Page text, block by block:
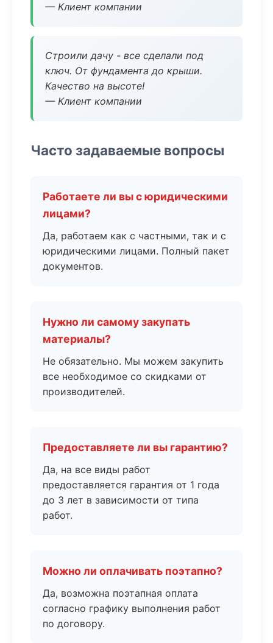
— Клиент компании
Строили дачу - все сделали под
ключ. От фундамента до крыши.
Качество на высоте!
— Клиент компании
Часто задаваемые вопросы
Работаете ли вы с юридическими
лицами?
Да, работаем как с частными, так и с
юридическими лицами. Полный пакет
документов.
Нужно ли самому закупать
материалы?
Не обязательно. Мы можем закупить
все необходимое со скидками от
производителей.
Предоставляете ли вы гарантию?
Да, на все виды работ
предоставляется гарантия от 1 года
до 3 лет в зависимости от типа
работ.
Можно ли оплачивать поэтапно?
Да, возможна поэтапная оплата
согласно графику выполнения работ
по договору.